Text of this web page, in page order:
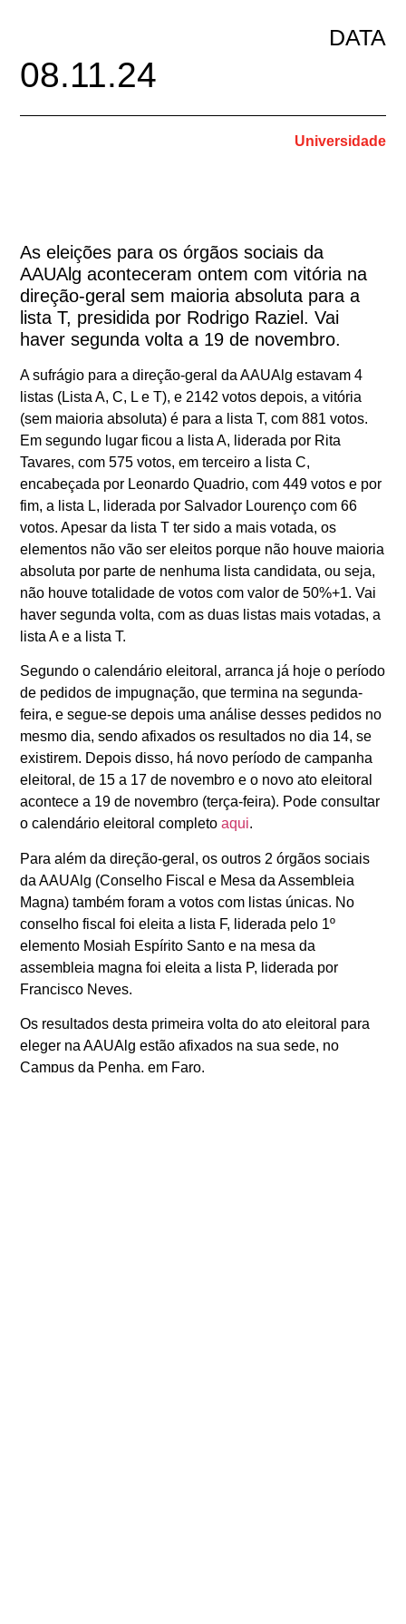
DATA
08.11.24
Universidade
As eleições para os órgãos sociais da
AAUAlg aconteceram ontem com vitória na
direção-geral sem maioria absoluta para a
lista T, presidida por Rodrigo Raziel. Vai
haver segunda volta a 19 de novembro.
A sufrágio para a direção-geral da AAUAlg estavam 4
listas (Lista A, C, L e T), e 2142 votos depois, a vitória
(sem maioria absoluta) é para a lista T, com 881 votos.
Em segundo lugar ficou a lista A, liderada por Rita
Tavares, com 575 votos, em terceiro a lista C,
encabeçada por Leonardo Quadrio, com 449 votos e por
fim, a lista L, liderada por Salvador Lourenço com 66
votos. Apesar da lista T ter sido a mais votada, os
elementos não vão ser eleitos porque não houve maioria
absoluta por parte de nenhuma lista candidata, ou seja,
não houve totalidade de votos com valor de 50%+1. Vai
haver segunda volta, com as duas listas mais votadas, a
lista A e a lista T.
Segundo o calendário eleitoral, arranca já hoje o período
de pedidos de impugnação, que termina na segunda-
feira, e segue-se depois uma análise desses pedidos no
mesmo dia, sendo afixados os resultados no dia 14, se
existirem. Depois disso, há novo período de campanha
eleitoral, de 15 a 17 de novembro e o novo ato eleitoral
acontece a 19 de novembro (terça-feira). Pode consultar
o calendário eleitoral completoaqui.
Para além da direção-geral, os outros 2 órgãos sociais
da AAUAlg (Conselho Fiscal e Mesa da Assembleia
Magna) também foram a votos com listas únicas. No
conselho fiscal foi eleita a lista F, liderada pelo 1º
elemento Mosiah Espírito Santo e na mesa da
assembleia magna foi eleita a lista P, liderada por
Francisco Neves.
Os resultados desta primeira volta do ato eleitoral para
eleger na AAUAlg estão afixados na sua sede, no
Campus da Penha, em Faro.